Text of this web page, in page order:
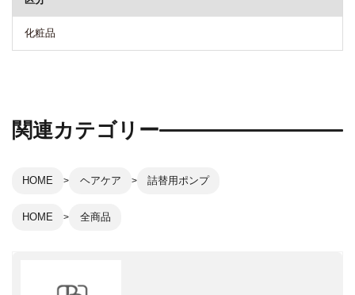
化粧品
関連カテゴリー
HOME ヘアケア 詰替用ポンプ
HOME 全商品